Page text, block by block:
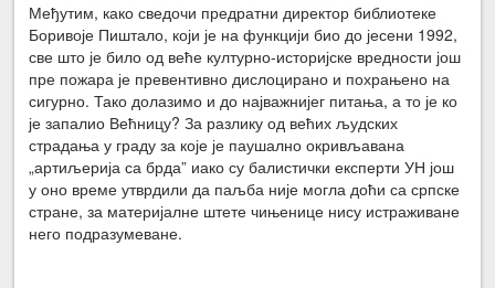
Међутим, како сведочи предратни директор библиотеке
Боривоје Пиштало, који је на функцији био до јесени 1992,
све што је било од веће културно-историјске вредности још
пре пожара је превентивно дислоцирано и похрањено на
сигурно. Тако долазимо и до најважнијег питања, а то је ко
је запалио Већницу? За разлику од већих људских
страдања у граду за које је паушално окривљавана
„артиљерија са брда” иако су балистички експерти УН још
у оно време утврдили да паљба није могла доћи са српске
стране, за материјалне штете чињенице нису истраживане
него подразумеване.